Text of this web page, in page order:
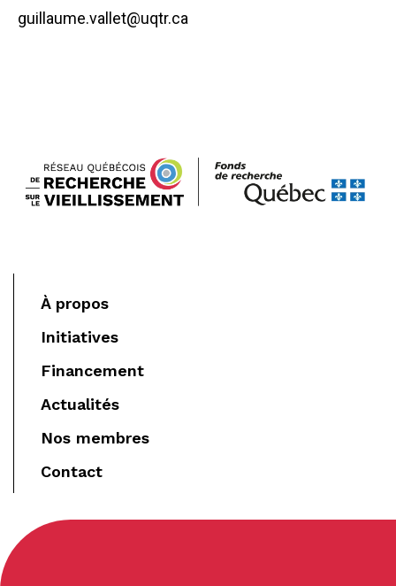
guillaume.vallet@uqtr.ca
À propos
Initiatives
Financement
Actualités
Nos membres
Contact